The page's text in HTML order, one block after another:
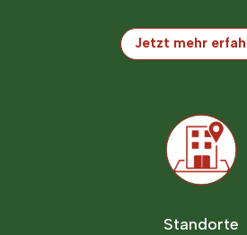
Jetzt mehr
Standorte